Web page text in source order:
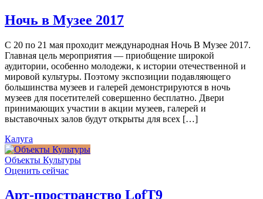
Ночь в Музее 2017
С 20 по 21 мая проходит международная Ночь В Музее 2017.
Главная цель мероприятия — приобщение широкой
аудитории, особенно молодежи, к истории отечественной и
мировой культуры. Поэтому экспозиции подавляющего
большинства музеев и галерей демонстрируются в ночь
музеев для посетителей совершенно бесплатно. Двери
принимающих участии в акции музеев, галерей и
выставочных залов будут открыты для всех […]
Калуга
Объекты Культуры
Оценить сейчас
Арт-пространство LofT9